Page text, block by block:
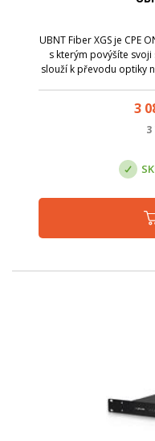
UBNT Fiber XGS je CPE
s kterým povýšíte
slouží k převodu optiky
3
3